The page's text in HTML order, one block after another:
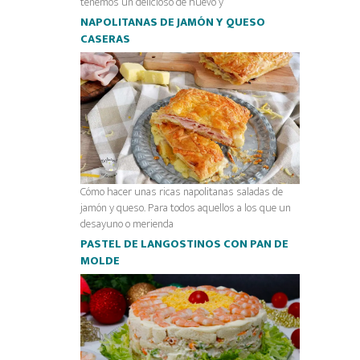
NAPOLITANAS DE JAMÓN Y QUESO
CASERAS
Cómo hacer unas ricas napolitanas saladas de
jamón y queso. Para todos aquellos a los que un
desayuno o merienda
PASTEL DE LANGOSTINOS CON PAN DE
MOLDE